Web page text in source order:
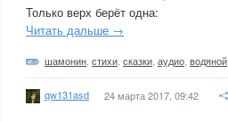
Только верх берёт одна:
Читать дальше →
шамонин стихи сказки аудио водяной
qw131asd 24 марта 2017, 09:42